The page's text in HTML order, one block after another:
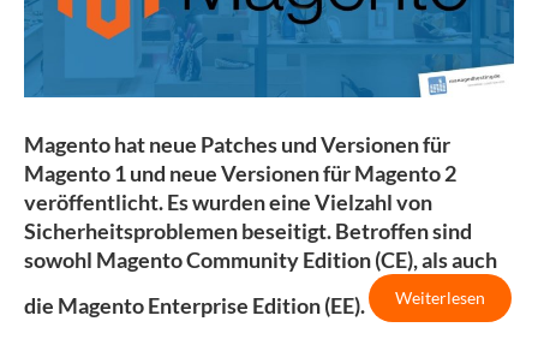
Magento hat neue Patches und Versionen für
Magento 1 und neue Versionen für Magento 2
veröffentlicht. Es wurden eine Vielzahl von
Sicherheitsproblemen beseitigt. Betroffen sind
sowohl Magento Community Edition (CE), als auch
die Magento Enterprise Edition (EE).
Weiterlesen